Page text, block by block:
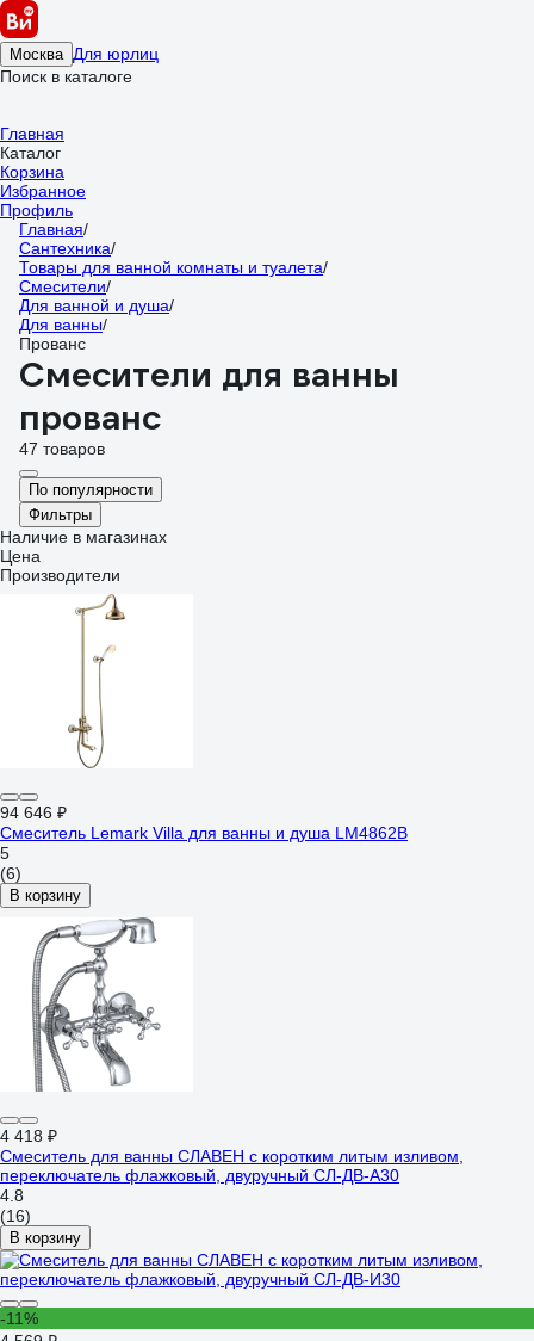
Москва Для юрлиц
Поиск в каталоге
Главная
Каталог
Корзина
Избранное
Профиль
Главная/
Сантехника/
Товары для ванной комнаты и туалета/
Смесители/
Для ванной и душа/
Для ванны/
Прованс
Смесители для ванны
прованс
47 товаров
По популярности
Фильтры
Наличие в магазинах
Цена
Производители
94 646 ₽
Смеситель Lemark Villa для ванны и душа LM4862B
5
(6)
В корзину
4 418 ₽
Смеситель для ванны СЛАВЕН с коротким литым изливом,
переключатель флажковый, двуручный СЛ-ДВ-А30
4.8
(16)
В корзину
-11%